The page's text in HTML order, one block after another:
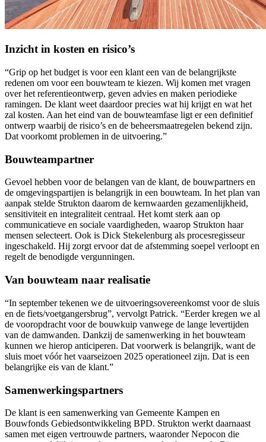
Inzicht in kosten en risico’s
“Grip op het budget is voor een klant een van de belangrijkste
redenen om voor een bouwteam te kiezen. Wij komen met vragen
over het referentieontwerp, geven advies en maken periodieke
ramingen. De klant weet daardoor precies wat hij krijgt en wat het
zal kosten. Aan het eind van de bouwteamfase ligt er een definitief
ontwerp waarbij de risico’s en de beheersmaatregelen bekend zijn.
Dat voorkomt problemen in de uitvoering.”
Bouwteampartner
Gevoel hebben voor de belangen van de klant, de bouwpartners en
de omgevingspartijen is belangrijk in een bouwteam. In het plan van
aanpak stelde Strukton daarom de kernwaarden gezamenlijkheid,
sensitiviteit en integraliteit centraal. Het komt sterk aan op
communicatieve en sociale vaardigheden, waarop Strukton haar
mensen selecteert. Ook is Dick Stekelenburg als procesregisseur
ingeschakeld. Hij zorgt ervoor dat de afstemming soepel verloopt en
regelt de benodigde vergunningen.
Van bouwteam naar realisatie
“In september tekenen we de uitvoeringsovereenkomst voor de sluis
en de fiets/voetgangersbrug”, vervolgt Patrick. “Eerder kregen we al
de vooropdracht voor de bouwkuip vanwege de lange levertijden
van de damwanden. Dankzij de samenwerking in het bouwteam
kunnen we hierop anticiperen. Dat voorwerk is belangrijk, want de
sluis moet vóór het vaarseizoen 2025 operationeel zijn. Dat is een
belangrijke eis van de klant.”
Samenwerkingspartners
De klant is een samenwerking van Gemeente Kampen en
Bouwfonds Gebiedsontwikkeling BPD. Strukton werkt daarnaast
samen met eigen vertrouwde partners, waaronder Nepocon die